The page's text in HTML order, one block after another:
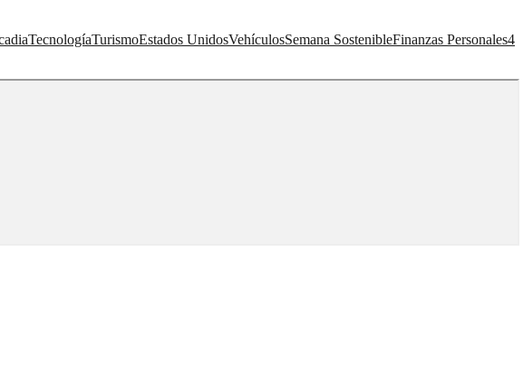
TecnologíaTurismoEstados UnidosVehículosSemana SostenibleFinanzas Personales4